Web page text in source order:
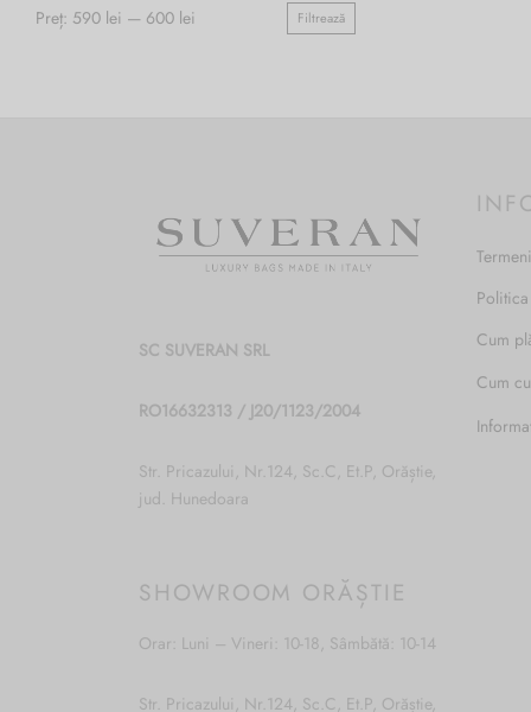
Preț
Preț
Filtrează
Preț: 590 lei — 600 lei
SC SUVERAN SRL
RO16632313 / J20/1123/2004
Str. Pricazului, Nr.124, Sc.C, Et.P, Orăștie,
jud. Hunedoara
SHOWROOM ORĂȘTIE
Orar: Luni – Vineri: 10-18, Sâmbătă: 10-14
Str. Pricazului, Nr.124, Sc.C, Et.P, Orăștie,
Cum
Cum